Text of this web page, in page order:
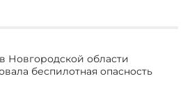
Новгородской области
беспилотная опасность